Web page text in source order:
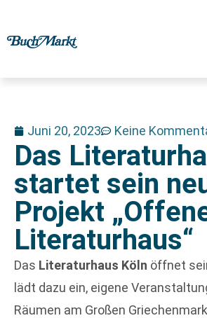
Juni 20, 2023 Keine
Das
startet sein
Projekt
Literaturhaus“
Das Literaturhaus Köln öffnet
lädt dazu ein, eigene
Räumen am Großen